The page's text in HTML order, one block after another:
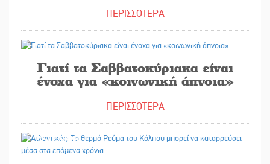
ΠΕΡΙΣΣΟΤΕΡΑ
Γιατί τα Σαββατοκύριακα είναι
ένοχα για «κοινωνική άπνοια»
ΠΕΡΙΣΣΟΤΕΡΑ
29/08/2025